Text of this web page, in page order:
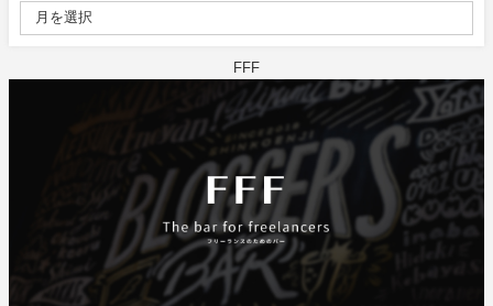
FFF